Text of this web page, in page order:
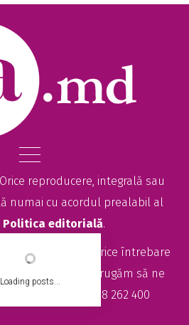
Loading posts...
Orice reproducere, integrală sau
numai cu acordul prealabil al
Politica editorială.
. Pentru orice întrebare
ului EA.md, vă rugăm să ne
sau +373 78 262 400